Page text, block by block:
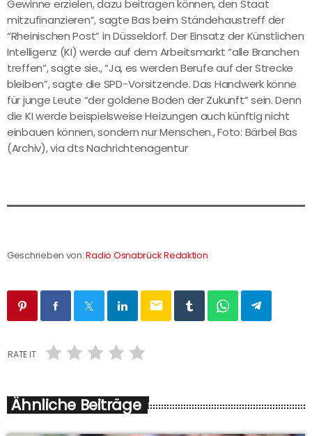
Gewinne erzielen, dazu beitragen können, den Staat
mitzufinanzieren”, sagte Bas beim Ständehaustreff der
“Rheinischen Post” in Düsseldorf. Der Einsatz der Künstlichen
Intelligenz (KI) werde auf dem Arbeitsmarkt “alle Branchen
treffen”, sagte sie., “Ja, es werden Berufe auf der Strecke
bleiben”, sagte die SPD-Vorsitzende. Das Handwerk könne
für junge Leute “der goldene Boden der Zukunft” sein. Denn
die KI werde beispielsweise Heizungen auch künftig nicht
einbauen können, sondern nur Menschen., Foto: Bärbel Bas
(Archiv), via dts Nachrichtenagentur
Geschrieben von:Radio Osnabrück Redaktion
email
RATE IT
Ähnliche Beiträge